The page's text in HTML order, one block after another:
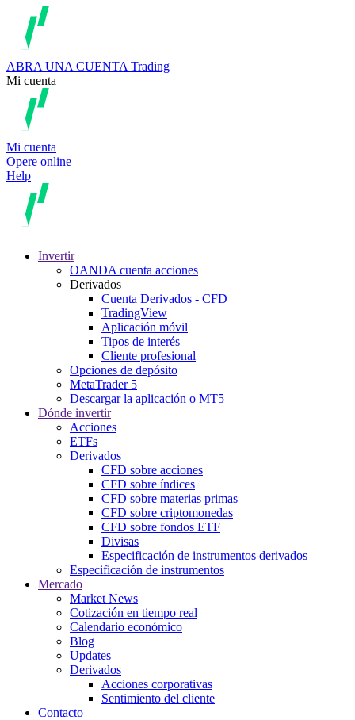
ABRA UNA CUENTA Trading
Mi cuenta
Mi cuenta
Opere online
Help
Invertir
OANDA cuenta acciones
Derivados
Cuenta Derivados - CFD
TradingView
Aplicación móvil
Tipos de interés
Cliente profesional
Opciones de depósito
MetaTrader 5
Descargar la aplicación o MT5
Dónde invertir
Acciones
ETFs
Derivados
CFD sobre acciones
CFD sobre índices
CFD sobre materias primas
CFD sobre criptomonedas
CFD sobre fondos ETF
Divisas
Especificación de instrumentos derivados
Especificación de instrumentos
Mercado
Market News
Cotización en tiempo real
Calendario económico
Blog
Updates
Derivados
Acciones corporativas
Sentimiento del cliente
Contacto